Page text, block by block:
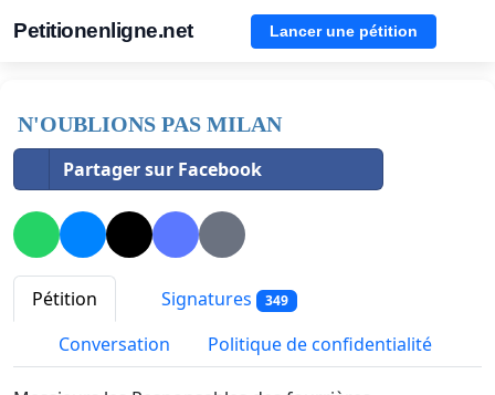
Petitionenligne.net Lancer une pétition
N'OUBLIONS PAS MILAN
Partager sur Facebook
Pétition Signatures 349
Conversation Politique de confidentialité